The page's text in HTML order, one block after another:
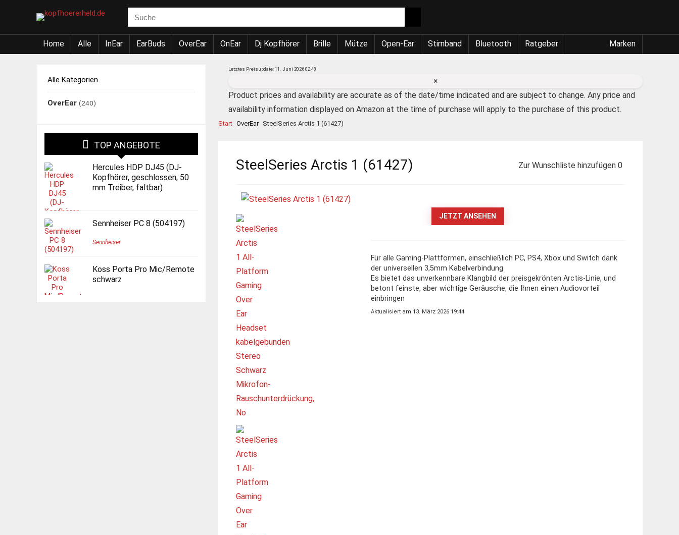
Home Alle InEar EarBuds OverEar OnEar Dj Kopfhörer Brille Mütze Open-Ear Stirnband Bluetooth Ratgeber Marken
Letztes Preisupdate: 11. Juni 2026 02:48
×
Product prices and availability are accurate as of the date/time indicated and are subject to change. Any price and
availability information displayed on Amazon at the time of purchase will apply to the purchase of this product.
Start OverEar SteelSeries Arctis 1 (61427)
SteelSeries Arctis 1 (61427) Zur Wunschliste hinzufügen 0
JETZT ANSEHEN
Für alle Gaming-Plattformen, einschließlich PC, PS4, Xbox und Switch dank
der universellen 3,5mm Kabelverbindung
Es bietet das unverkennbare Klangbild der preisgekrönten Arctis-Linie, und
betont feinste, aber wichtige Geräusche, die Ihnen einen Audiovorteil
einbringen
Aktualisiert am 13. März 2026 19:44
Alle Kategorien
OverEar (240)
TOP ANGEBOTE
Hercules HDP DJ45 (DJ-
Kopfhörer, geschlossen, 50
mm Treiber, faltbar)
Sennheiser PC 8 (504197)
Sennheiser
Koss Porta Pro Mic/Remote
schwarz